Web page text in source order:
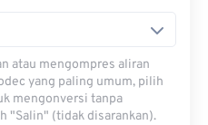
atau mengompres aliran
yang paling umum, pilih
mengonversi tanpa
"Salin" (tidak disarankan).